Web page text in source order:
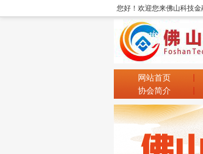
您好！欢迎您来佛山科技金
网站首页
协会简介